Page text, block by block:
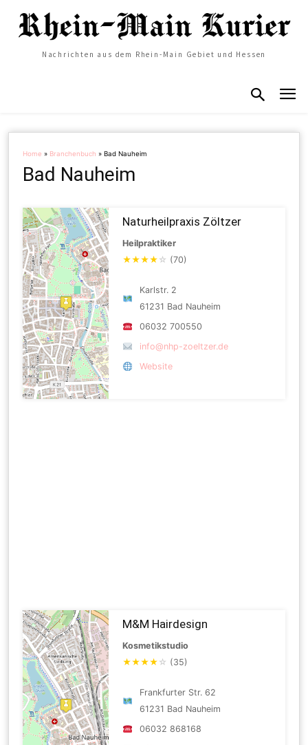
Nachrichten aus dem Rhein-Main Gebiet und Hessen
Home » Branchenbuch »Bad Nauheim
Bad Nauheim
Naturheilpraxis Zöltzer
Heilpraktiker
★★★★ ☆ (70)
Karlstr. 2
61231 Bad Nauheim
06032 700550
info@nhp-zoeltzer.de
Website
M&M Hairdesign
Kosmetikstudio
★★★★ ☆ (35)
Frankfurter Str. 62
61231 Bad Nauheim
06032 868168